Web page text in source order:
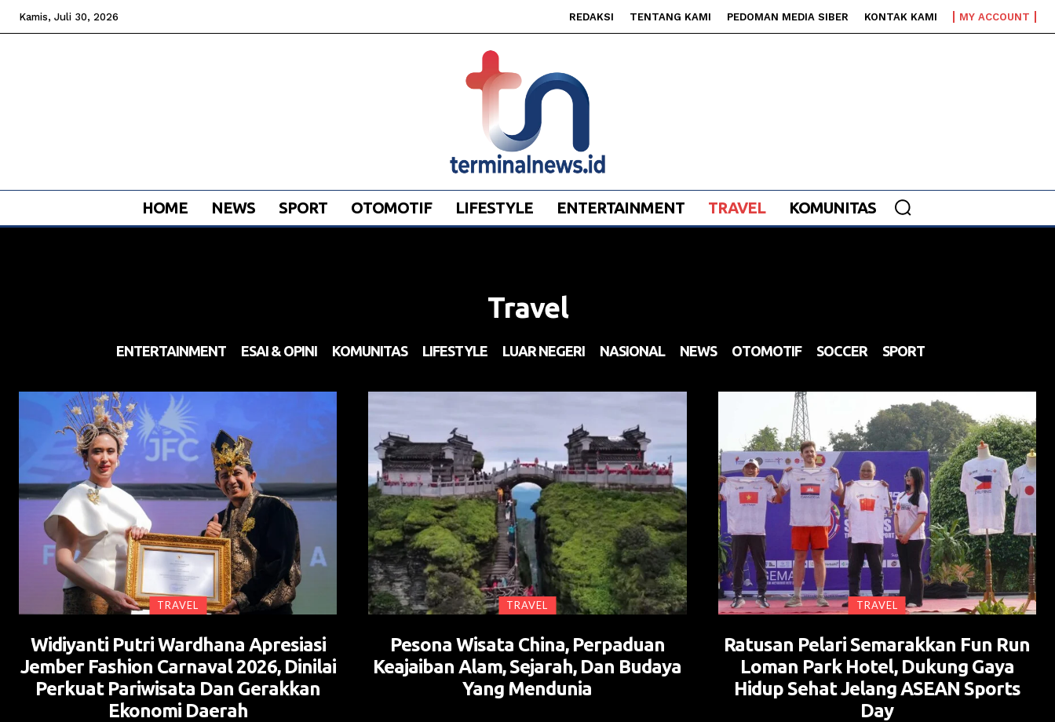
Kamis, Juli 30, 2026 REDAKSI TENTANG KAMI PEDOMAN MEDIA SIBER KONTAK KAMI MY ACCOUNT
HOME NEWS SPORT OTOMOTIF LIFESTYLE ENTERTAINMENT TRAVEL KOMUNITAS
Travel
ENTERTAINMENT ESAI & OPINI KOMUNITAS LIFESTYLE LUAR NEGERI NASIONAL NEWS OTOMOTIF SOCCER SPORT
TRAVEL
Widiyanti Putri Wardhana Apresiasi
Jember Fashion Carnaval 2026, Dinilai
Perkuat Pariwisata Dan Gerakkan
Ekonomi Daerah
TRAVEL
Pesona Wisata China, Perpaduan
Keajaiban Alam, Sejarah, Dan Budaya
Yang Mendunia
TRAVEL
Ratusan Pelari Semarakkan Fun Run
Loman Park Hotel, Dukung Gaya
Hidup Sehat Jelang ASEAN Sports
Day